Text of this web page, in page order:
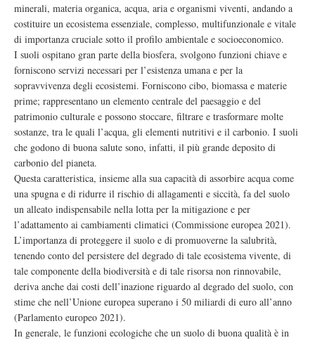
minerali, materia organica, acqua, aria e organismi viventi, andando a
costituire un ecosistema essenziale, complesso, multifunzionale e vitale
di importanza cruciale sotto il profilo ambientale e socioeconomico.
I suoli ospitano gran parte della biosfera, svolgono funzioni chiave e
forniscono servizi necessari per l’esistenza umana e per la
sopravvivenza degli ecosistemi. Forniscono cibo, biomassa e materie
prime; rappresentano un elemento centrale del paesaggio e del
patrimonio culturale e possono stoccare, filtrare e trasformare molte
sostanze, tra le quali l’acqua, gli elementi nutritivi e il carbonio. I suoli
che godono di buona salute sono, infatti, il più grande deposito di
carbonio del pianeta.
Questa caratteristica, insieme alla sua capacità di assorbire acqua come
una spugna e di ridurre il rischio di allagamenti e siccità, fa del suolo
un alleato indispensabile nella lotta per la mitigazione e per
l’adattamento ai cambiamenti climatici (Commissione europea 2021).
L’importanza di proteggere il suolo e di promuoverne la salubrità,
tenendo conto del persistere del degrado di tale ecosistema vivente, di
tale componente della biodiversità e di tale risorsa non rinnovabile,
deriva anche dai costi dell’inazione riguardo al degrado del suolo, con
stime che nell’Unione europea superano i 50 miliardi di euro all’anno
(Parlamento europeo 2021).
In generale, le funzioni ecologiche che un suolo di buona qualità è in